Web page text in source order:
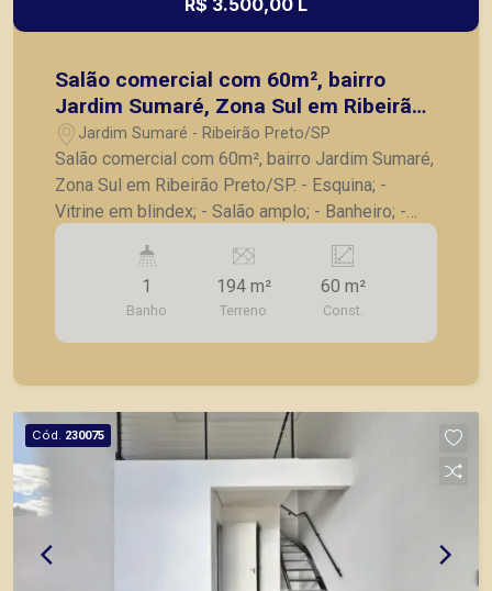
R$ 3.500,00 L
Salão comercial com 60m², bairro
Jardim Sumaré, Zona Sul em Ribeirão
Preto/SP.
Jardim Sumaré - Ribeirão Preto/SP
Salão comercial com 60m², bairro Jardim Sumaré,
Zona Sul em Ribeirão Preto/SP. - Esquina; -
Vitrine em blindex; - Salão amplo; - Banheiro; -
Copa; - 3 vagas de garagem recuadas. A Piramid
tem como objetivo atender seus clientes com
agilidade e segurança, em locação, vendas de
imóveis prontos, usados ou mesmo nos
principais lançamentos da cidade de Ribeirão
1
Banho
194 m²
Terreno
60 m²
Const.
Cód. 230075